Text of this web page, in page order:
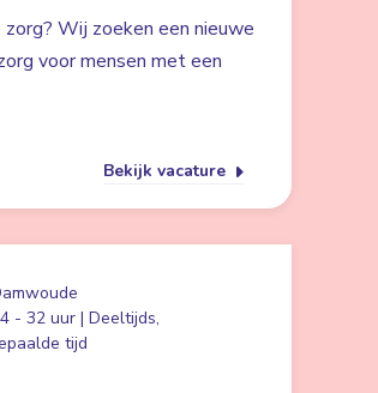
Wij zoeken een nieuwe
voor mensen met een
Bekijk vacature
- 32 uur | Deeltijds,
tijd